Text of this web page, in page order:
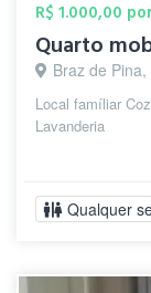
R$ 1.000,00
Braz de
Local famíliar
Lavanderia
Qualquer